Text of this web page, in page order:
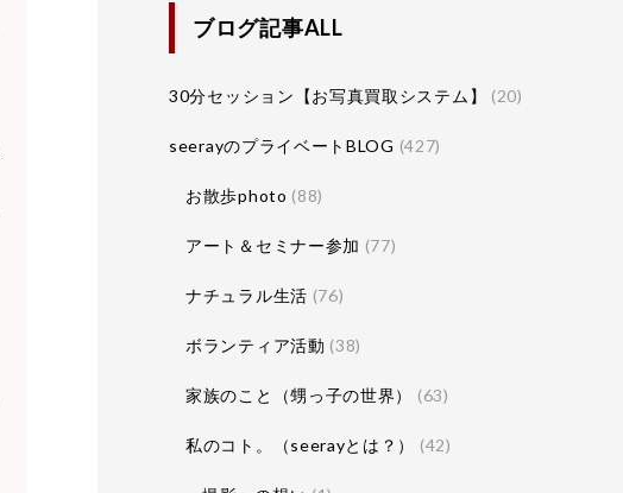
ブログ記事ALL
30分セッション【お写真買取システム】 (20)
seerayのプライベートBLOG (427)
お散歩photo (88)
アート＆セミナー参加 (77)
ナチュラル生活 (76)
ボランティア活動 (38)
家族のこと（甥っ子の世界） (63)
私のコト。（seerayとは？） (42)